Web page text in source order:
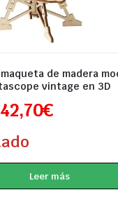
de madera
vintage en 3D
42,70€
Leer más